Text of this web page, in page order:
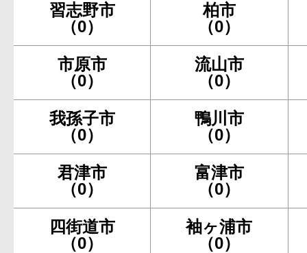
習志野市
（0）
柏市
（0）
市原市
（0）
流山市
（0）
我孫子市
（0）
鴨川市
（0）
君津市
（0）
富津市
（0）
四街道市
（0）
袖ヶ浦市
（0）